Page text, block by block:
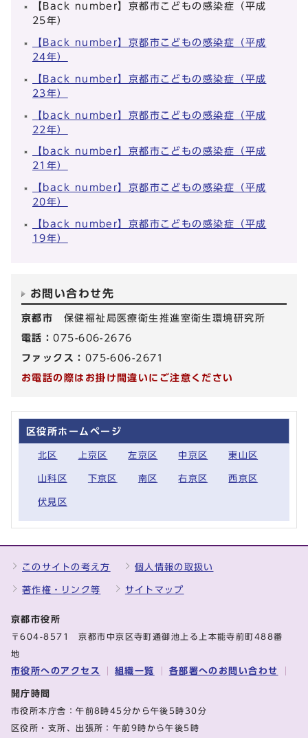
【Back number】京都市こどもの感染症（平成
25年）
【Back number】京都市こどもの感染症（平成
24年）
【Back number】京都市こどもの感染症（平成
23年）
【back number】京都市こどもの感染症（平成
22年）
【back number】京都市こどもの感染症（平成
21年）
【back number】京都市こどもの感染症（平成
20年）
【back number】京都市こどもの感染症（平成
19年）
お問い合わせ先
京都市 保健福祉局医療衛生推進室衛生環境研究所
電話：075-606-2676
ファックス： 075-606-2671
お電話の際はお掛け間違いにご注意ください
区役所ホームページ
北区 上京区 左京区 中京区 東山区
山科区 下京区 南区 右京区 西京区
伏見区
このサイトの考え方 個人情報の取扱い
著作権・リンク等 サイトマップ
京都市役所
〒604-8571 京都市中京区寺町通御池上る上本能寺前町488番
地
市役所へのアクセス 組織一覧 各部署へのお問い合わせ
開庁時間
市役所本庁舎：午前8時45分から午後5時30分
区役所・支所、出張所：午前9時から午後5時